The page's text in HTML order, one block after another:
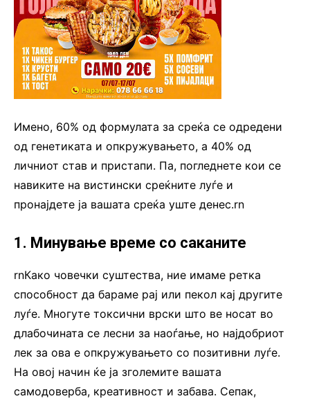
Имено, 60% од формулата за среќа се одредени
од генетиката и опкружувањето, а 40% од
личниот став и пристапи. Па, погледнете кои се
навиките на вистински среќните луѓе и
пронајдете ја вашата среќа уште денес.rn
1. Минување време со саканите
rnКако човечки суштества, ние имаме ретка
способност да бараме рај или пекол кај другите
луѓе. Многуте токсични врски што ве носат во
длабочината се лесни за наоѓање, но најдобриот
лек за ова е опкружувањето со позитивни луѓе.
На овој начин ќе ја зголемите вашата
самодоверба, креативност и забава. Сепак,